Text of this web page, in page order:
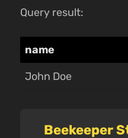
Query result:
name
John Doe
Beekeeper